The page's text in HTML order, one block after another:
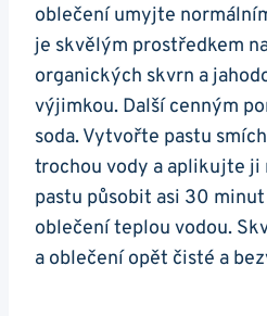
oblečení umyjte
je skvělým prostředkem
organických skvrn a
výjimkou. Další cenným
soda. Vytvořte pastu
trochou vody a aplikujte ji
pastu působit asi 30
oblečení teplou vodou.
⁤a oblečení opět čisté a